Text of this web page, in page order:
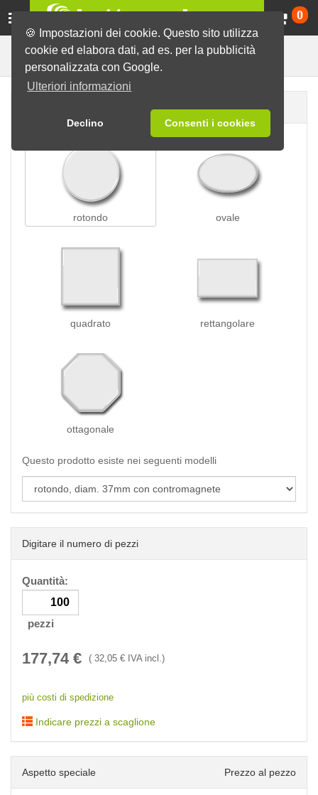
🍪 Impostazioni dei cookie. Questo sito utilizza
cookie ed elabora dati, ad es. per la pubblicità
personalizzata con Google.
Ulteriori informazioni
Declino Consenti i cookies
0
Spille Spille magnetiche per i vestiti
rotondo ovale
quadrato rettangolare
ottagonale
Questo prodotto esiste nei seguenti modelli
Digitare il numero di pezzi
Quantità:
pezzi
177,74 € ( 32,05 € IVA incl.)
più costi di spedizione
Indicare prezzi a scaglione
Aspetto speciale Prezzo al pezzo